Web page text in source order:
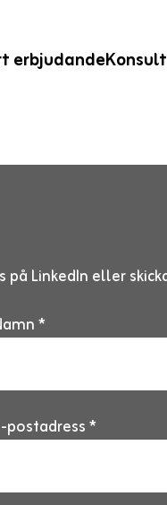
erbjudande
LinkedIn eller
*
postadress *